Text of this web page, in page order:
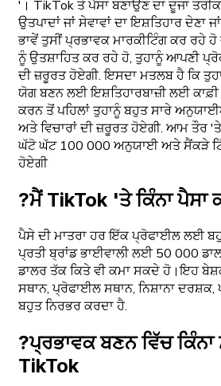
'। TikTok ਤੇ ਪੈਸਾ ਬਣਾਉਣ ਦਾ ਦੂਜਾ
ਉਤਪਾਦਾਂ ਜਾਂ ਸੇਵਾਵਾਂ ਦਾ ਇਸ਼ਤਿਹਾਰ ਦੇਣਾ
ਭਾਵੇਂ ਤੁਸੀਂ ਪ੍ਰਭਾਵਕ ਮਾਰਕੀਟਿੰਗ ਕਰ ਰਹੇ
ਨੂੰ ਉਤਸ਼ਾਹਿਤ ਕਰ ਰਹੇ ਹੋ, ਤੁਹਾਨੂੰ ਆਪਣੀ
ਦੀ ਜ਼ਰੂਰਤ ਹੋਏਗੀ. ਇਸਦਾ ਮਤਲਬ ਹੈ ਕਿ
ਯੋਗ ਬਣਨ ਲਈ ਇਸ਼ਤਿਹਾਰਬਾਜ਼ੀ ਲਈ
ਕਰਨ ਤੋਂ ਪਹਿਲਾਂ ਤੁਹਾਨੂੰ ਬਹੁਤ ਸਾਰੇ
ਅਤੇ ਵਿਚਾਰਾਂ ਦੀ ਜ਼ਰੂਰਤ ਹੋਏਗੀ. ਆਮ ਤੌਰ
ਘੱਟੋ ਘੱਟ 100 000 ਅਨੁਯਾਈ ਅਤੇ ਸੈਂਕੜੇ
ਹੋਏਗੀ
?ਮੈਂ TikTok 'ਤੇ ਕਿੰਨਾ ਪੈਸਾ
ਪੈਸੇ ਦੀ ਮਾਤਰਾ ਹਰ ਇੱਕ ਪ੍ਰੋਫਾਈਲ ਲਈ
ਪ੍ਰਤੀ ਬ੍ਰਾਂਡ ਭਾਈਵਾਲੀ ਲਈ 50 000
ਡਾਲਰ ਤੱਕ ਕਿਤੇ ਵੀ ਕਮਾ ਸਕਦੇ ਹੋ।ਇਹ
ਸਥਾਨ, ਪ੍ਰੋਫਾਈਲ ਸਥਾਨ, ਨਿਸ਼ਾਨਾ
ਬਹੁਤ ਨਿਰਭਰ ਕਰਦਾ ਹੈ.
?ਪ੍ਰਭਾਵਕ ਬਣਨ ਵਿੱਚ ਕਿੰਨਾ
TikTok